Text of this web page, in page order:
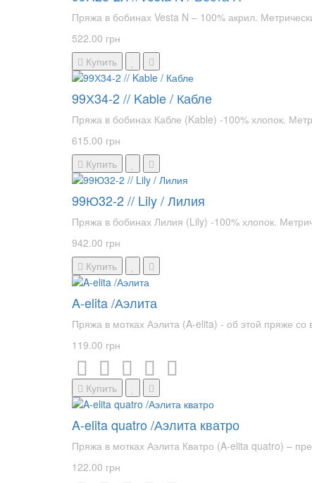
Пряжа в бобинах Vesta N – 100% акрил.
522.00 грн
Купить
99Х34-2 // Kable / Кабле
Пряжа в бобинах Кабле (Kable) -100% хлопок.
615.00 грн
Купить
99Ю32-2 // Lily / Лилия
Пряжа в бобинах Лилия (Lily) -100% хлопок.
942.00 грн
Купить
A-elita /Аэлита
Пряжа в мотках Аэлита (A-elita) - об этой пряже со
119.00 грн
Купить
A-elita quatro /Аэлита кватро
Пряжа в мотках Аэлита Кватро (A-elita quatro) –
122.00 грн